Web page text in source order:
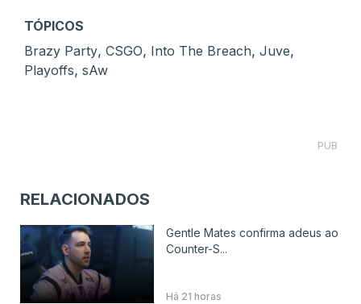
TÓPICOS
Brazy Party, CSGO, Into The Breach, Juve,
Playoffs, sAw
PUB
RELACIONADOS
Gentle Mates confirma adeus ao
Counter-S...
Há 21 horas